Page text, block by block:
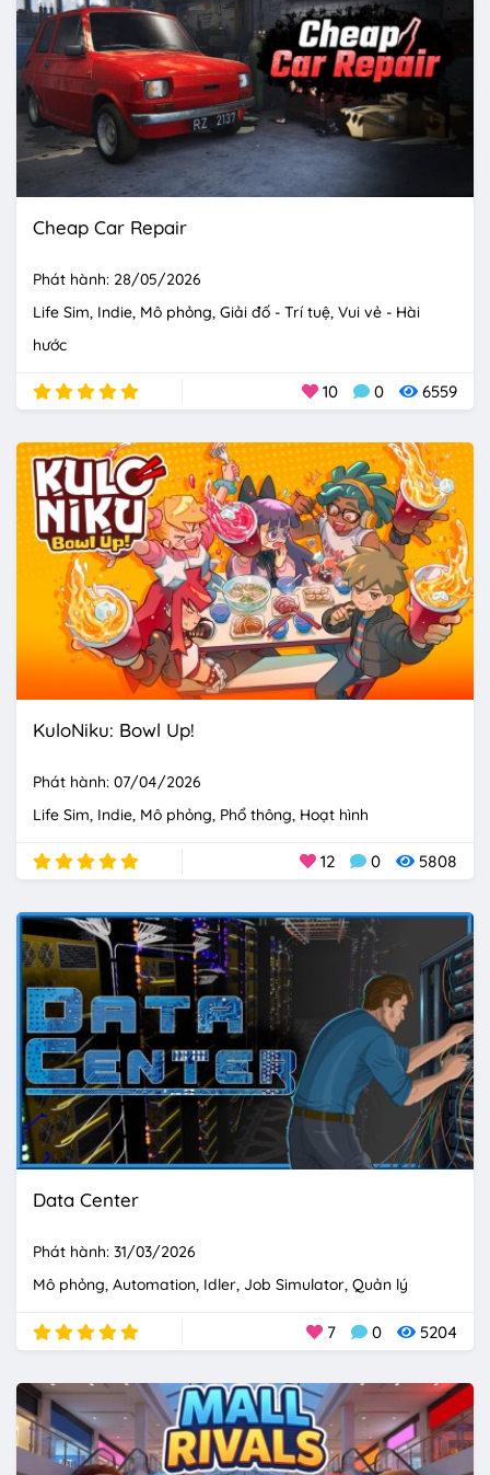
Cheap Car Repair
Phát hành: 28/05/2026
Life Sim Indie Mô phỏng Giải đố - Trí tuệ Vui vẻ - Hài
hước
10 0 6559
KuloNiku: Bowl Up!
Phát hành: 07/04/2026
Life Sim Indie Mô phỏng Phổ thông Hoạt hình
12 0 5808
Data Center
Phát hành: 31/03/2026
Mô phỏng Automation Idler Job Simulator Quản lý
7 0 5204